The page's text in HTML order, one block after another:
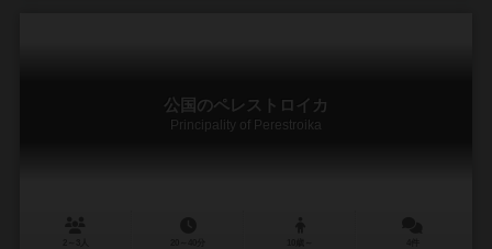
公国のペレストロイカ
Principality of Perestroika